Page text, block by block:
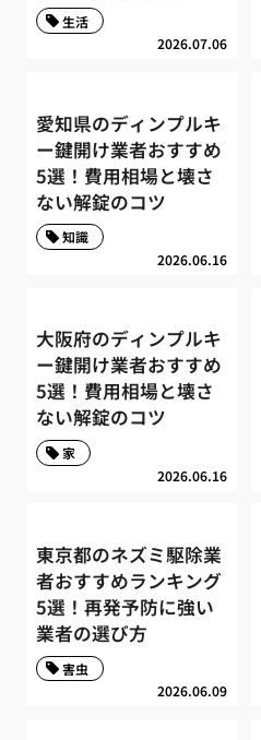
2026.07.06
生活
愛知県のディンプルキ
ー鍵開け業者おすすめ
5選！費用相場と壊さ
ない解錠のコツ
2026.06.16
知識
大阪府のディンプルキ
ー鍵開け業者おすすめ
5選！費用相場と壊さ
ない解錠のコツ
2026.06.16
家
東京都のネズミ駆除業
者おすすめランキング
5選！再発予防に強い
業者の選び方
2026.06.09
害虫